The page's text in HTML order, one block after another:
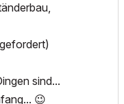
sind...
😉